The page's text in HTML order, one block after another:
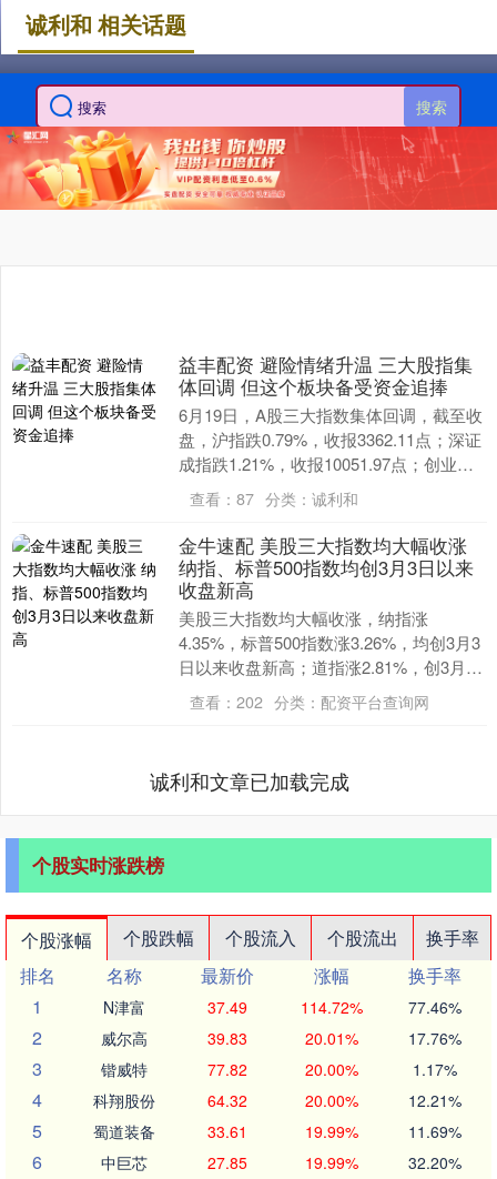
搜索
诚利和 相关话题
益丰配资 避险情绪升温 三大股指集
体回调 但这个板块备受资金追捧
6月19日，A股三大指数集体回调，截至收
盘，沪指跌0.79%，收报3362.11点；深证
成指跌1.21%，收报10051.97点；创业板
指跌1.36%，收报20....
查看： 87 分类： 诚利和
金牛速配 美股三大指数均大幅收涨
纳指、标普500指数均创3月3日以来
收盘新高
美股三大指数均大幅收涨，纳指涨
4.35%，标普500指数涨3.26%，均创3月3
日以来收盘新高；道指涨2.81%，创3月27
日以来收盘新高。大型科技股多数上
涨，....
查看： 202 分类： 配资平台查询网
诚利和文章已加载完成
个股实时涨跌榜
个股涨幅 个股跌幅 个股流入 个股流出
换手率
排名
名称 最新价 涨幅
换手率
1
N津富 37.49 114.72% 77.46%
2 威尔高 39.83 20.01% 17.76%
3 锴威特 77.82 20.00% 1.17%
4 科翔股份 64.32 20.00% 12.21%
5 蜀道装备 33.61 19.99% 11.69%
6 中巨芯 27.85 19.99% 32.20%